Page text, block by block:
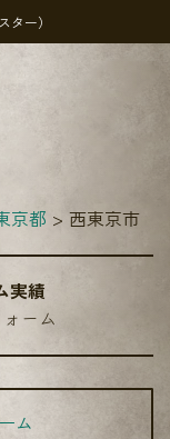
ター）
京都 西東京市
実績
ーム
ム